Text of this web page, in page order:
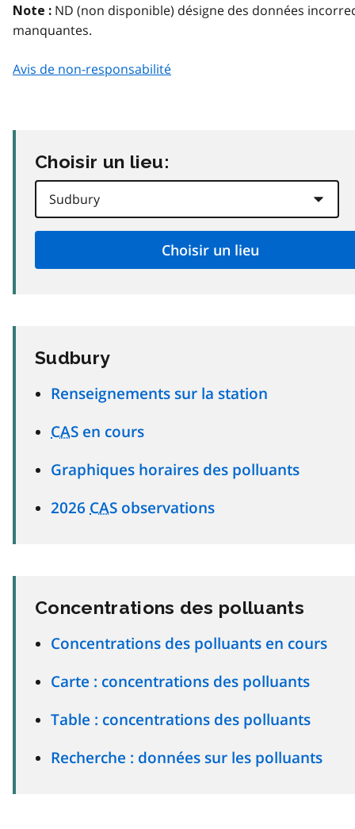
Note : ND (non disponible) désigne des données
manquantes.
Avis de non-responsabilité
Choisir un lieu:
Sudbury
Renseignements sur la station
CAS en cours
Graphiques horaires des polluants
2026 CAS observations
Concentrations des polluants
Concentrations des polluants en cours
Carte : concentrations des polluants
Table : concentrations des polluants
Recherche : données sur les polluants